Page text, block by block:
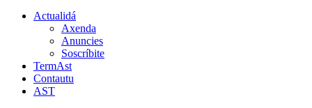
Actualidá
Axenda
Anuncies
Soscríbite
TermAst
Contautu
AST